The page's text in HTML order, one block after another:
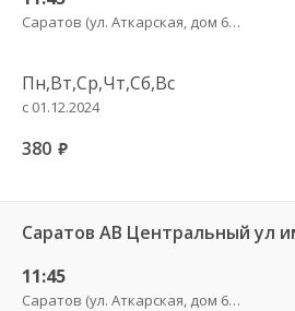
Саратов (ул. Аткарская, дом 66 А)
Пн,Вт,Ср,Чт,Сб,Вс
с 01.12.2024
380 руб.
11:45
Саратов (ул. Аткарская, дом 66 А)